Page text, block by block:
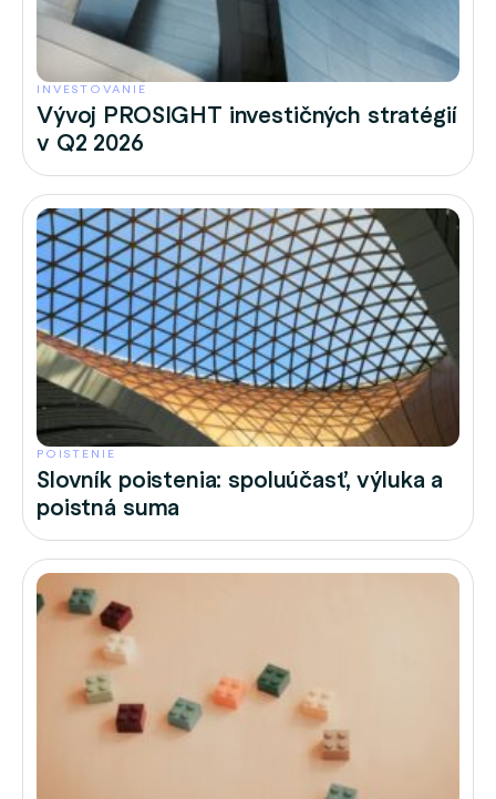
INVESTOVANIE
Vývoj PROSIGHT investičných stratégií
v Q2 2026
POISTENIE
Slovník poistenia: spoluúčasť, výluka a
poistná suma